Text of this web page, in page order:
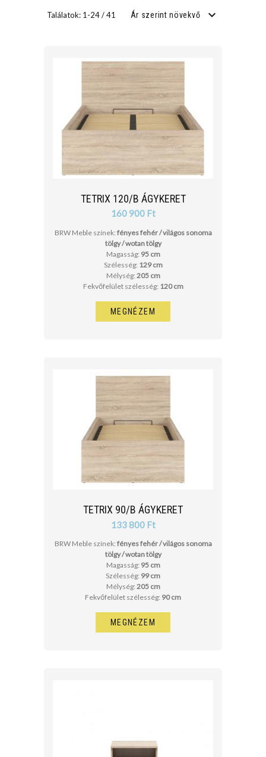
cm
Találatok: 1-24 / 41 Ár szerint növekvő
TETRIX 120/B ÁGYKERET
160 900 Ft
BRW Meble színek: fényes fehér / világos sonoma
tölgy / wotan tölgy
Magasság: 95 cm
Szélesség: 129 cm
Mélység: 205 cm
Fekvőfelület szélesség: 120 cm
MEGNÉZEM
TETRIX 90/B ÁGYKERET
133 800 Ft
BRW Meble színek: fényes fehér / világos sonoma
tölgy / wotan tölgy
Magasság: 95 cm
Szélesség: 99 cm
Mélység: 205 cm
Fekvőfelület szélesség: 90 cm
MEGNÉZEM